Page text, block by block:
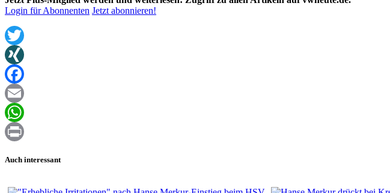
Login für Abonnenten Jetzt abonnieren!
Twitter
XING
Facebook
Email
WhatsApp
Auch interessant